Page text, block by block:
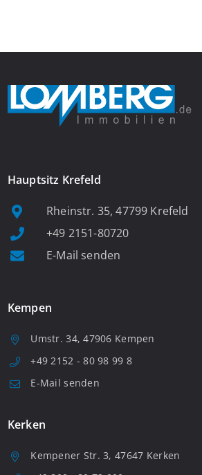
Hauptsitz Krefeld
Rheinstr. 35, 47799 Krefeld
+49 2151-80720
E-Mail senden
Kempen
Umstr. 34, 47906 Kempen
+49 2152 - 80 98 99 8
E-Mail senden
Kerken
Kempener Str. 3, 47647 Kerken